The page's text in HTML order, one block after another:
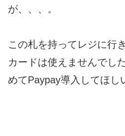
が、、、。
この札を持ってレジに行
カードは使えませんでし
めてPaypay導入してほし